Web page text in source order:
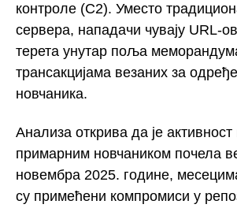
контроле (C2). Уместо
сервера, нападачи чувају URL-
терета унутар поља
трансакцијама везаних за
новчаника.
Анализа открива да је
примарним новчаником почела
новембра 2025. године,
су примећени компромиси у